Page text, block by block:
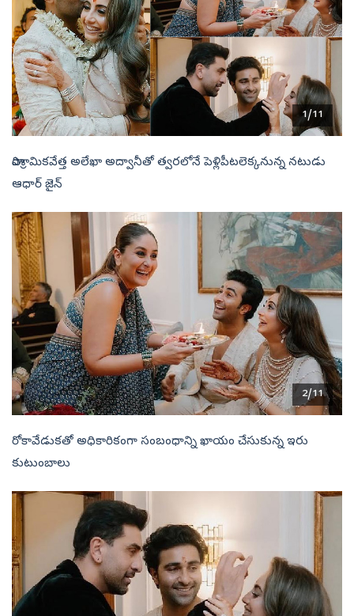
1/11
పారిశ్రామికవేత్త అలేఖా అద్వానీతో త్వరలోనే పెళ్లిపీటలెక్కనున్న నటుడు
ఆధార్ జైన్‌
2/11
రోకావేడుకతో అధికారికంగా సంబంధాన్ని ఖాయం చేసుకున్న ఇరు
కుటుంబాలు